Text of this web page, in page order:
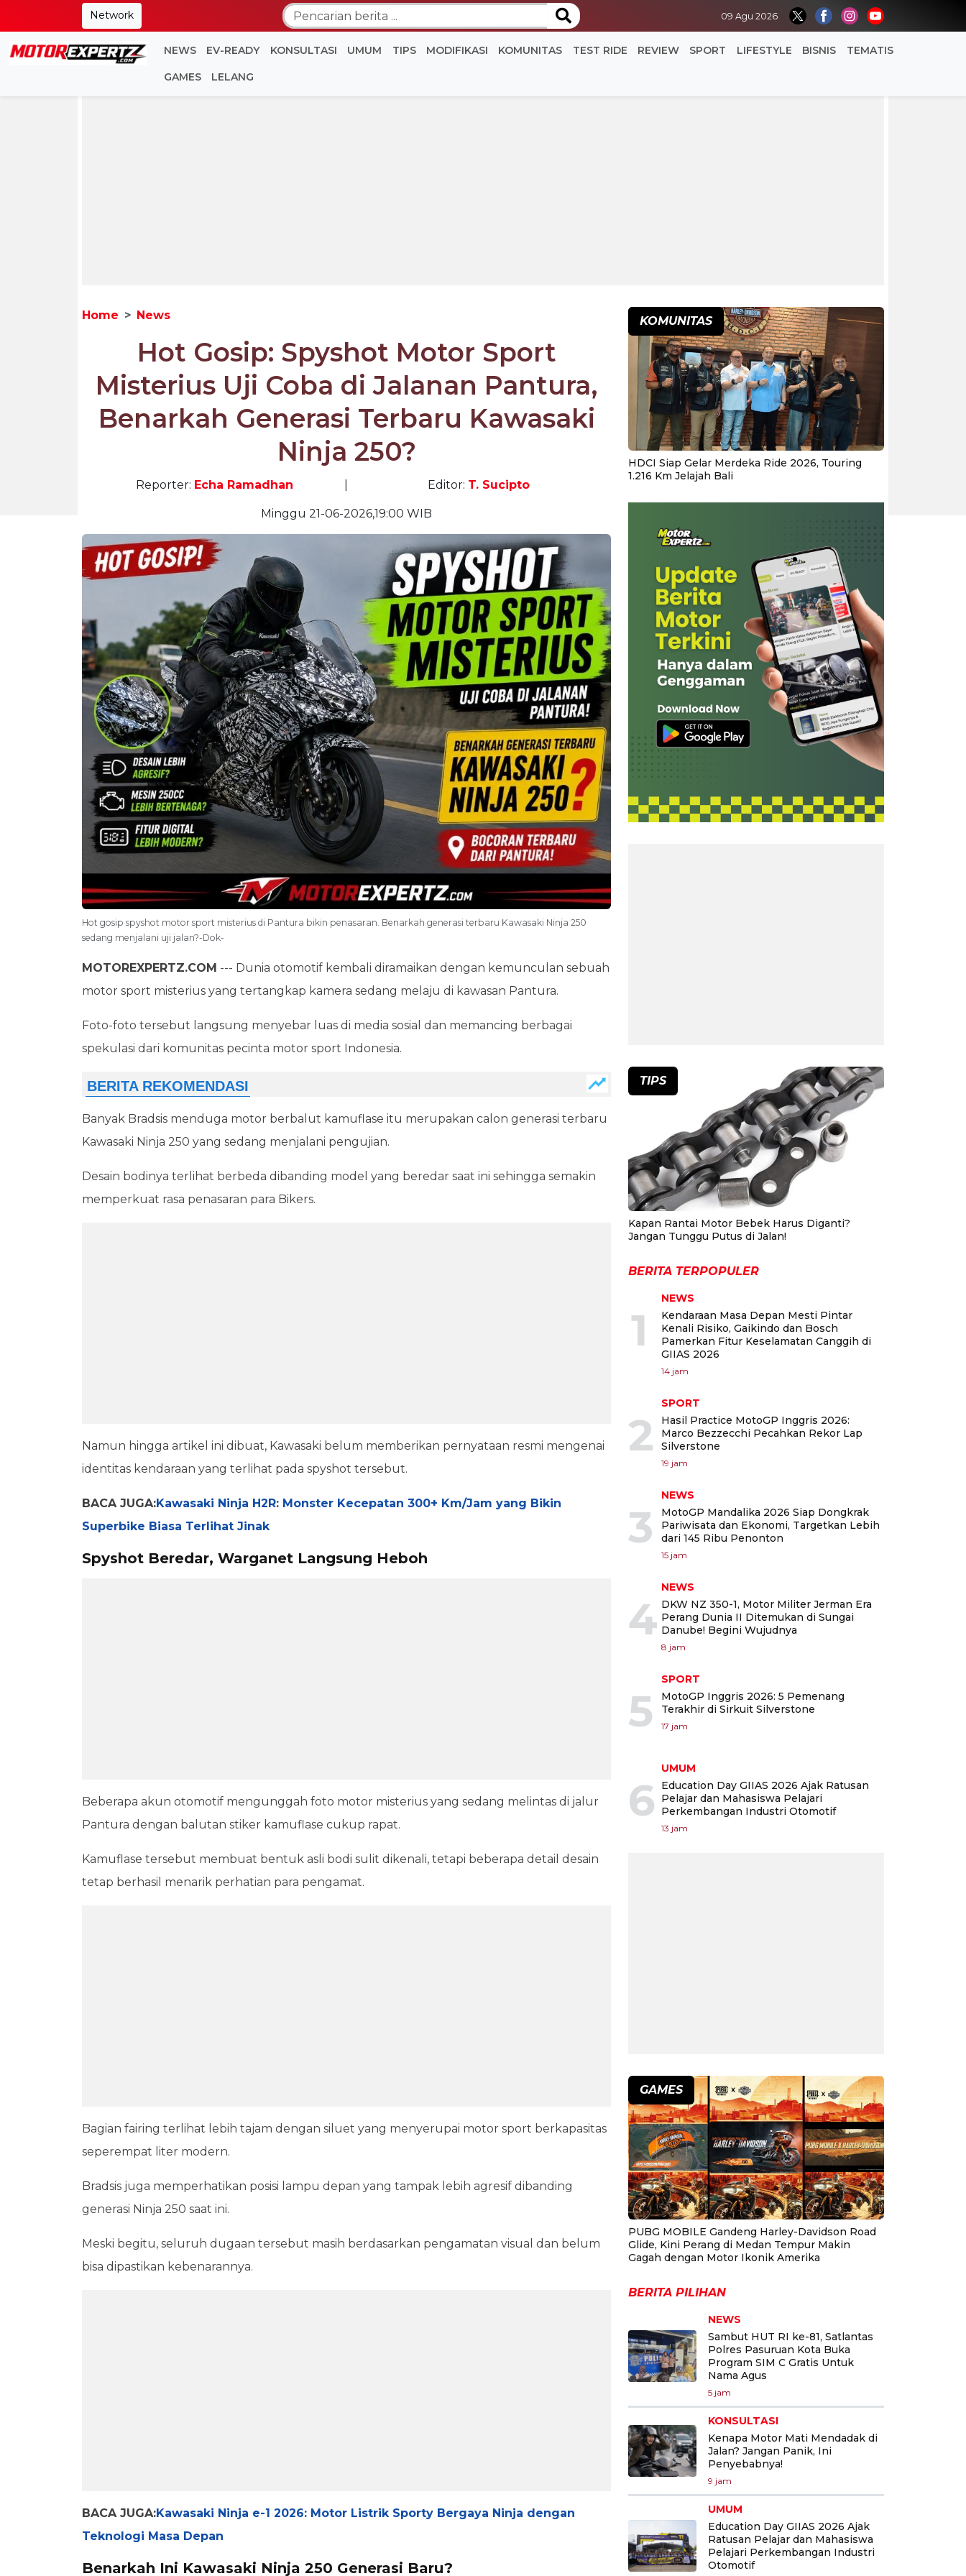
Network 09 Agu 2026
NEWS EV-READY KONSULTASI UMUM TIPS MODIFIKASI KOMUNITAS TEST RIDE REVIEW SPORT LIFESTYLE BISNIS TEMATIS
GAMES LELANG
Home News
Hot Gosip: Spyshot Motor Sport
Misterius Uji Coba di Jalanan Pantura,
Benarkah Generasi Terbaru Kawasaki
Ninja 250?
Reporter: Echa Ramadhan Editor: T. Sucipto
Minggu 21-06-2026,19:00 WIB
Hot gosip spyshot motor sport misterius di Pantura bikin penasaran. Benarkah generasi terbaru Kawasaki Ninja 250
sedang menjalani uji jalan?-Dok-
MOTOREXPERTZ.COM --- Dunia otomotif kembali diramaikan dengan kemunculan sebuah
motor sport misterius yang tertangkap kamera sedang melaju di kawasan Pantura.
Foto-foto tersebut langsung menyebar luas di media sosial dan memancing berbagai
spekulasi dari komunitas pecinta motor sport Indonesia.
Banyak Bradsis menduga motor berbalut kamuflase itu merupakan calon generasi terbaru
Kawasaki Ninja 250 yang sedang menjalani pengujian.
Desain bodinya terlihat berbeda dibanding model yang beredar saat ini sehingga semakin
memperkuat rasa penasaran para Bikers.
Namun hingga artikel ini dibuat, Kawasaki belum memberikan pernyataan resmi mengenai
identitas kendaraan yang terlihat pada spyshot tersebut.
BACA JUGA:Kawasaki Ninja H2R: Monster Kecepatan 300+ Km/Jam yang Bikin
Superbike Biasa Terlihat Jinak
Spyshot Beredar, Warganet Langsung Heboh
Beberapa akun otomotif mengunggah foto motor misterius yang sedang melintas di jalur
Pantura dengan balutan stiker kamuflase cukup rapat.
Kamuflase tersebut membuat bentuk asli bodi sulit dikenali, tetapi beberapa detail desain
tetap berhasil menarik perhatian para pengamat.
Bagian fairing terlihat lebih tajam dengan siluet yang menyerupai motor sport berkapasitas
seperempat liter modern.
Bradsis juga memperhatikan posisi lampu depan yang tampak lebih agresif dibanding
generasi Ninja 250 saat ini.
Meski begitu, seluruh dugaan tersebut masih berdasarkan pengamatan visual dan belum
bisa dipastikan kebenarannya.
BACA JUGA:Kawasaki Ninja e-1 2026: Motor Listrik Sporty Bergaya Ninja dengan
Teknologi Masa Depan
Benarkah Ini Kawasaki Ninja 250 Generasi Baru?
KOMUNITAS
HDCI Siap Gelar Merdeka Ride 2026, Touring
1.216 Km Jelajah Bali
TIPS
Kapan Rantai Motor Bebek Harus Diganti?
Jangan Tunggu Putus di Jalan!
BERITA TERPOPULER
1
NEWS
Kendaraan Masa Depan Mesti Pintar
Kenali Risiko, Gaikindo dan Bosch
Pamerkan Fitur Keselamatan Canggih di
GIIAS 2026
14 jam
2
SPORT
Hasil Practice MotoGP Inggris 2026:
Marco Bezzecchi Pecahkan Rekor Lap
Silverstone
19 jam
3
NEWS
MotoGP Mandalika 2026 Siap Dongkrak
Pariwisata dan Ekonomi, Targetkan Lebih
dari 145 Ribu Penonton
15 jam
4
NEWS
DKW NZ 350-1, Motor Militer Jerman Era
Perang Dunia II Ditemukan di Sungai
Danube! Begini Wujudnya
8 jam
5
SPORT
MotoGP Inggris 2026: 5 Pemenang
Terakhir di Sirkuit Silverstone
17 jam
6
UMUM
Education Day GIIAS 2026 Ajak Ratusan
Pelajar dan Mahasiswa Pelajari
Perkembangan Industri Otomotif
13 jam
GAMES
PUBG MOBILE Gandeng Harley-Davidson Road
Glide, Kini Perang di Medan Tempur Makin
Gagah dengan Motor Ikonik Amerika
BERITA PILIHAN
NEWS
Sambut HUT RI ke-81, Satlantas
Polres Pasuruan Kota Buka
Program SIM C Gratis Untuk
Nama Agus
5 jam
KONSULTASI
Kenapa Motor Mati Mendadak di
Jalan? Jangan Panik, Ini
Penyebabnya!
9 jam
UMUM
Education Day GIIAS 2026 Ajak
Ratusan Pelajar dan Mahasiswa
Pelajari Perkembangan Industri
Otomotif